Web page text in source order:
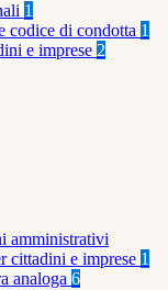
1
codice di condotta 1
e imprese 2
amministrativi
cittadini e imprese 1
analoga 6